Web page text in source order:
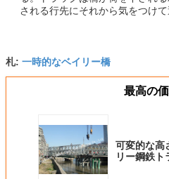
される行先にそれから気をつけて
札: 一時的なベイリー橋
最高の
可変的な高
リー鋼鉄ト